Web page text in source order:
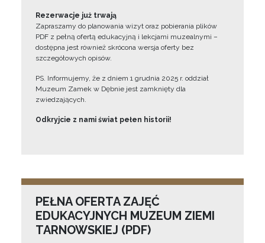
Rezerwacje już trwają
Zapraszamy do planowania wizyt oraz pobierania plików
PDF z pełną ofertą edukacyjną i lekcjami muzealnymi –
dostępna jest również skrócona wersja oferty bez
szczegółowych opisów.
PS. Informujemy, że z dniem 1 grudnia 2025 r. oddział
Muzeum Zamek w Dębnie jest zamknięty dla
zwiedzających.
Odkryjcie z nami świat pełen historii!
PEŁNA OFERTA ZAJĘĆ
EDUKACYJNYCH MUZEUM ZIEMI
TARNOWSKIEJ (PDF)